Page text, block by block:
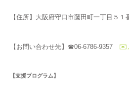
【住所】大阪府守口市藤田町一丁目５１
【お問い合わせ先】☎06-6786-9357 ✉️
【支援プログラム】